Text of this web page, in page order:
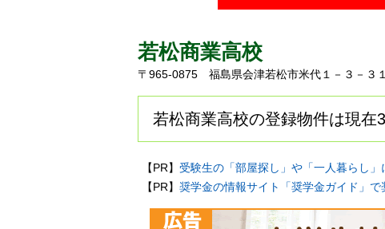
若松商業高校
〒965-0875 福島県会津若松市米代１－３－３
若松商業高校の登録物件は現在3
【PR】 受験生の「部屋探し」や「一人暮らし
【PR】 奨学金の情報サイト「奨学金ガイド」